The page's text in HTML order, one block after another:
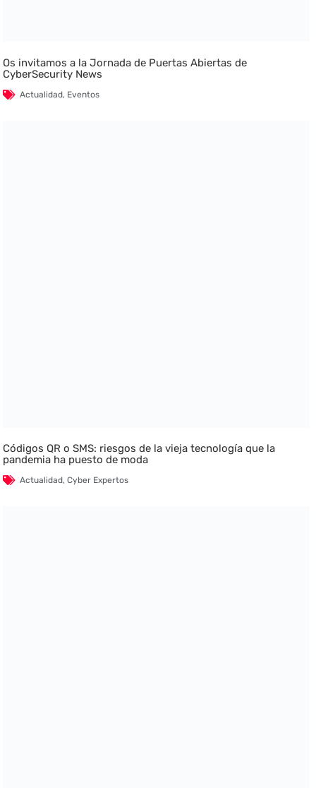
Os invitamos a la Jornada de Puertas Abiertas de
CyberSecurity News
Actualidad, Eventos
Códigos QR o SMS: riesgos de la vieja tecnología que la
pandemia ha puesto de moda
Actualidad,Cyber Expertos